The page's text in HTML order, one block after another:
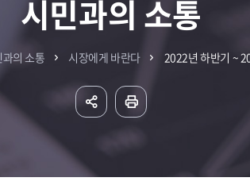
시민과의 소통
의 소통 시장에게 바란다 2022년 하반기 ~